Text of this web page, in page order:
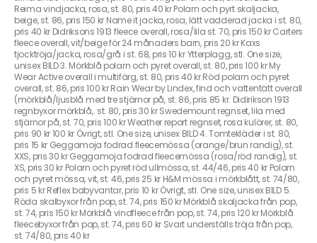
Reima vindjacka, rosa, st. 80, pris 40 kr Polarn och pyrt skaljacka,
beige, st. 86, pris 150 kr Name it jacka, rosa, lätt vadderad jacka i st. 80,
pris 40 kr Didriksons 1913 fleece overall, rosa/lila st. 70, pris 150 kr Carters
fleece overall, vit/beige för 24 månaders barn, pris 20 kr Kaxs
tjocktröja/jacka, rosa/grå i st. 68, pris 10 kr Ytterplagg, stl. One size,
unisex BILD 3. Mörkblå polarn och pyret overall, st. 80, pris 100 kr My
Wear Active overall i multifärg, st. 80, pris 40 kr Röd polarn och pyret
overall, st. 86, pris 100 kr Rain Wear by Lindex, find och vattentätt overall
(mörkblå/ljusblå med tre stjärnor på, st. 86, pris 85 kr. Didirikson 1913
regnbyxor mörkblå,. st. 80, pris 30 kr Swedemount regnset, lila med
stjärnor på, st. 70, pris 100 kr Weather report regnset, rosa kulörer, st. 80,
pris 90 kr 100 kr Övrigt, stl. One size, unisex BILD 4. Tomtekläder i st. 80,
pris 15 kr Geggamoja fodrad fleecemössa (orange/brun randig), st.
XXS, pris 30 kr Geggamoja fodrad fleecemössa (rosa/röd randig), st.
XS, pris 30 kr Polarn och pyret röd ullmössa, st. 44/46, pris 40 kr Polarn
och pyret mössa, vit, st. 46, pris 25 kr H&M mössa i mörkblått, st. 74/80,
pris 5 kr Reflex babyvantar, pris 10 kr Övrigt, stl. One size, unisex BILD 5.
Röda skalbyxor från pop, st. 74, pris 150 kr Mörkblå skaljacka från pop,
st. 74, pris 150 kr Mörkblå vindfleece från pop, st. 74, pris 120 kr Mörkblå
fleecebyxor från pop, st. 74, pris 60 kr Svart underställs tröja från pop,
st. 74/80, pris 40 kr